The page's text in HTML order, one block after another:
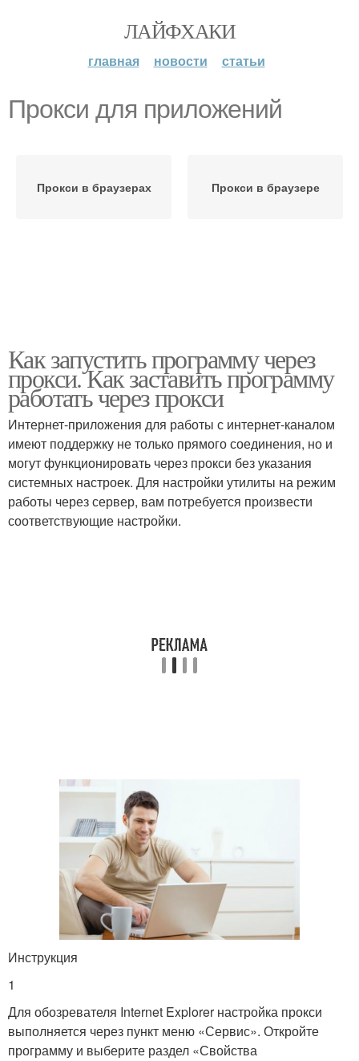
ЛАЙФХАКИ
главная новости статьи
Прокси для приложений
Прокси в браузерах Прокси в браузере
Как запустить программу через
прокси. Как заставить программу
работать через прокси
Интернет-приложения для работы с интернет-каналом
имеют поддержку не только прямого соединения, но и
могут функционировать через прокси без указания
системных настроек. Для настройки утилиты на режим
работы через сервер, вам потребуется произвести
соответствующие настройки.
Инструкция
1
Для обозревателя Internet Explorer настройка прокси
выполняется через пункт меню «Сервис». Откройте
программу и выберите раздел «Свойства